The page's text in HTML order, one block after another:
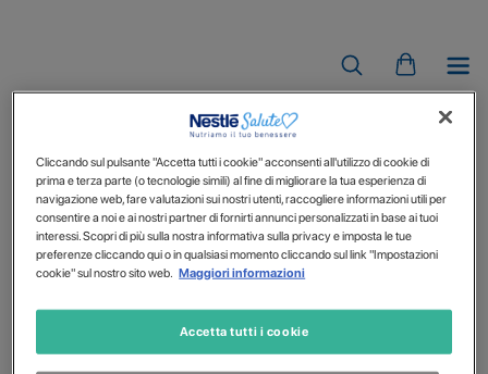
PROMO ESTATE
Cliccando sul pulsante "Accetta tutti i cookie" acconsenti all'utilizzo di cookie di
prima e terza parte (o tecnologie simili) al fine di migliorare la tua esperienza di
navigazione web, fare valutazioni sui nostri utenti, raccogliere informazioni utili per
consentire a noi e ai nostri partner di fornirti annunci personalizzati in base ai tuoi
interessi. Scopri di più sulla nostra informativa sulla privacy e imposta le tue
preferenze cliccando qui o in qualsiasi momento cliccando sul link "Impostazioni
cookie" sul nostro sito web. Maggiori informazioni
Accetta tutti i cookie